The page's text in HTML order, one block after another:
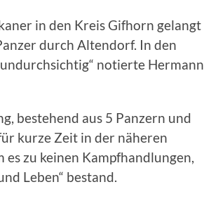
in den Kreis Gifhorn gelangt
durch Altendorf. In den
notierte Hermann
bestehend aus 5 Panzern und
kurze Zeit in der näheren
zu keinen Kampfhandlungen,
Leben“ bestand.